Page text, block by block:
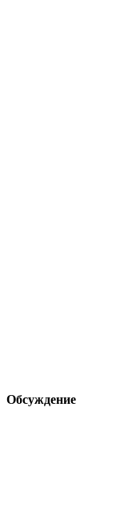
Обсуждение